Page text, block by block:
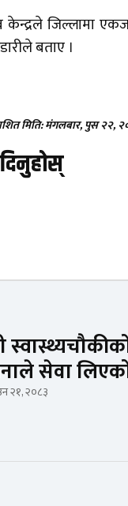
जिल्लामा
बताए ।
मिति: मंगलबार, पुस २२,
दिनुहोस्
सेवा
२१, २०८३